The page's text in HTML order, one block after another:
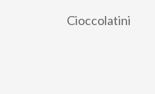
Cioccolatini